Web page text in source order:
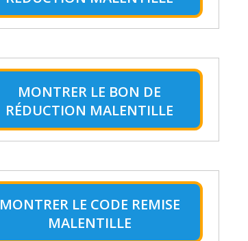
MONTRER LE BON DE
RÉDUCTION MALENTILLE
MONTRER LE CODE REMISE
MALENTILLE